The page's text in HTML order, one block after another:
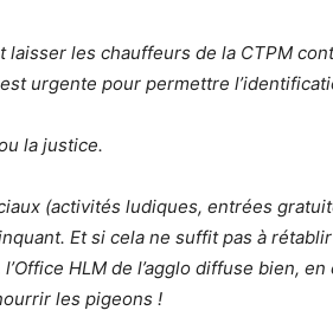
les chauffeurs de la CTPM
urgente pour permettre
la justice.
(activités ludiques, entrées
Et si cela ne suffit pas à
HLM de l’agglo diffuse bien,
les pigeons !